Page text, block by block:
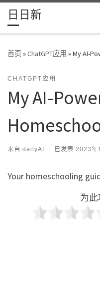
Skip to content
日日新
首页»ChatGPT应用 »My AI-
CHATGPT应用
My AI-
来自 dailyAI | 已发表 2023年
Your homeschooling
为